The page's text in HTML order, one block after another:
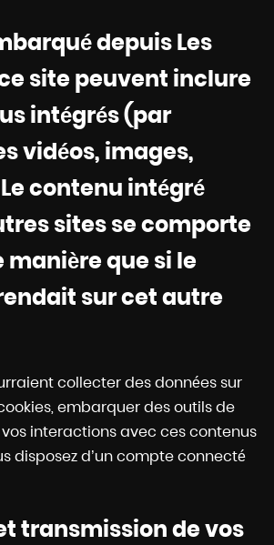
depuis Les
site peuvent inclure
intégrés (par
vidéos, images,
contenu intégré
sites se comporte
manière que si le
sur cet autre
collecter des données sur
embarquer des outils de
vos interactions avec ces contenus
disposez d’un compte connecté
transmission de vos